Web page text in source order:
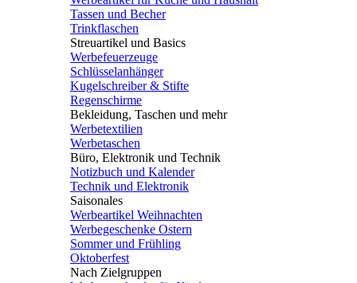
Tassen und Becher
Trinkflaschen
Streuartikel und Basics
Werbefeuerzeuge
Schlüsselanhänger
Kugelschreiber & Stifte
Regenschirme
Bekleidung, Taschen und mehr
Werbetextilien
Werbetaschen
Büro, Elektronik und Technik
Notizbuch und Kalender
Technik und Elektronik
Saisonales
Werbeartikel Weihnachten
Werbegeschenke Ostern
Sommer und Frühling
Oktoberfest
Nach Zielgruppen